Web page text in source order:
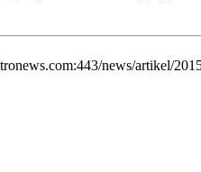
news/artikel/